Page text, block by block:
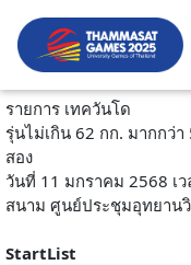
รายการ เทควันโด
รุ่นไม่เกิน 62 กก. มากกว่
สอง
วันที่ 11 มกราคม 2568 เ
สนาม ศูนย์ประชุมอุทยาน
StartList